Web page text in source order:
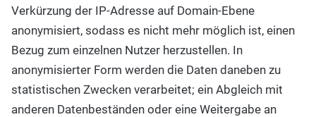
Verkürzung der IP-Adresse auf Domain-Ebene
anonymisiert, sodass es nicht mehr möglich ist, einen
Bezug zum einzelnen Nutzer herzustellen. In
anonymisierter Form werden die Daten daneben zu
statistischen Zwecken verarbeitet; ein Abgleich mit
anderen Datenbeständen oder eine Weitergabe an